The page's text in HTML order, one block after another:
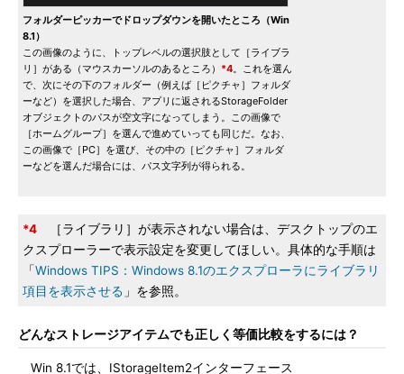
フォルダーピッカーでドロップダウンを開いたところ（Win
8.1）
この画像のように、トップレベルの選択肢として［ライブラ
リ］がある（マウスカーソルのあるところ） *4。これを選ん
で、次にその下のフォルダー（例えば［ピクチャ］フォルダ
ーなど）を選択した場合、アプリに返されるStorageFolder
オブジェクトのパスが空文字になってしまう。この画像で
［ホームグループ］を選んで進めていっても同じだ。なお、
この画像で［PC］を選び、その中の［ピクチャ］フォルダ
ーなどを選んだ場合には、パス文字列が得られる。
*4 ［ライブラリ］が表示されない場合は、デスクトップのエ
クスプローラーで表示設定を変更してほしい。具体的な手順は
「Windows TIPS：Windows 8.1のエクスプローラにライブラリ
項目を表示させる 」を参照。
どんなストレージアイテムでも正しく等価比較をするには？
Win 8.1では、IStorageItem2インターフェース